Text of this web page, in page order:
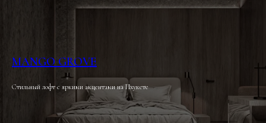
MANGO GROVE
Стильный лофт с яркими акцентами на Пхукете